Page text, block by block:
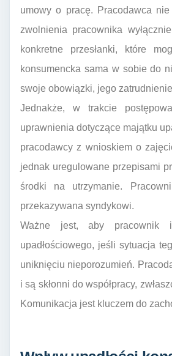
umowy o pracę. Pracodawca
zwolnienia pracownika
konkretne przesłanki, które
konsumencka sama w sobie do
swoje obowiązki, jego
Jednakże, w trakcie
uprawnienia dotyczące majątku
pracodawcy z wnioskiem o
jednak uregulowane przepisami
środki na utrzymanie.
przekazywana syndykowi.
Ważne jest, aby pracownik
upadłościowego, jeśli sytuacja
uniknięciu nieporozumień.
i są skłonni do współpracy,
Komunikacja jest kluczem do